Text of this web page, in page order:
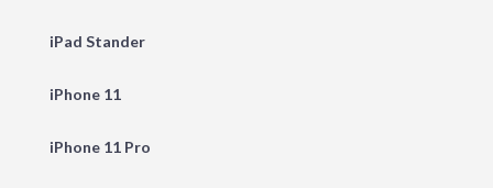
iPad Stander
iPhone 11
iPhone 11 Pro